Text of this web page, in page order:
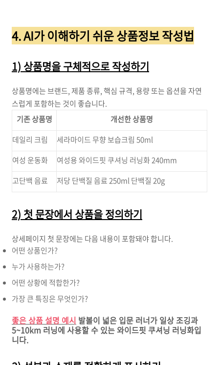
4. AI가 이해하기 쉬운 상품정보 작성법
1) 상품명을 구체적으로 작성하기
상품명에는 브랜드, 제품 종류, 핵심 규격, 용량 또는 옵션을 자연
스럽게 포함하는 것이 좋습니다.
기존 상품명
개선한 상품명
데일리 크림
세라마이드 무향 보습크림 50ml
여성 운동화
여성용 와이드핏 쿠셔닝 러닝화 240mm
고단백 음료
저당 단백질 음료 250ml 단백질 20g
2) 첫 문장에서 상품을 정의하기
상세페이지 첫 문장에는 다음 내용이 포함돼야 합니다.
어떤 상품인가?
누가 사용하는가?
어떤 상황에 적합한가?
가장 큰 특징은 무엇인가?
좋은 상품 설명 예시 발볼이 넓은 입문 러너가 일상 조깅과
5~10km 러닝에 사용할 수 있는 와이드핏 쿠셔닝 러닝화입
니다.